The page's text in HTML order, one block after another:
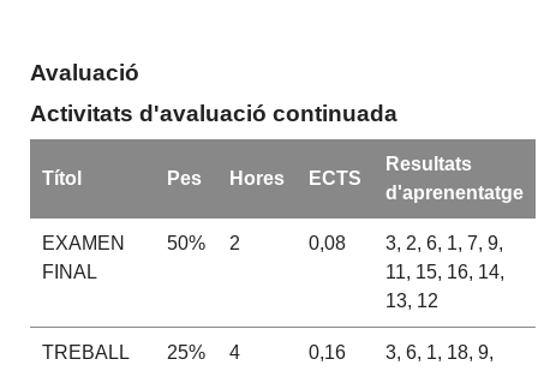
Avaluació
Activitats d'avaluació continuada
Títol Pes Hores ECTS
Resultats
d'aprenentatge
EXAMEN
FINAL
50% 2 0,08
3, 2, 6, 1, 7, 9,
11, 15, 16, 14,
13, 12
TREBALL
25% 4 0,16
3, 6, 1, 18, 9,